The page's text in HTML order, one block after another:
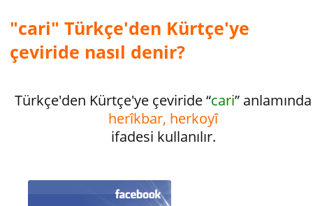
"cari" Türkçe'den Kürtçe'ye
çeviride nasıl denir?
Türkçe'den Kürtçe'ye çeviride “cari” anlamında
herîkbar, herkoyî
ifadesi kullanılır.